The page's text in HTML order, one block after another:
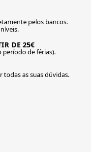
pelos bancos.
DE 25€
período de férias).
todas as suas dúvidas.